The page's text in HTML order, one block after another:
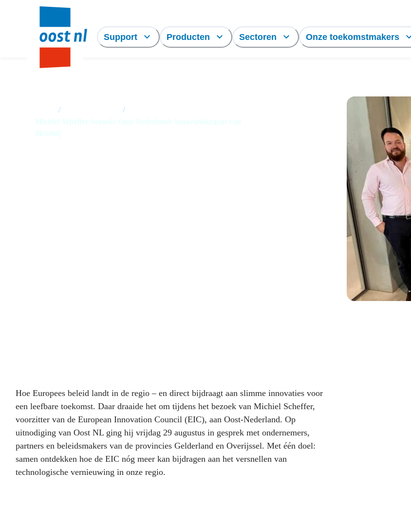
Support Producten Sectoren Onze toekomstmakers
/
/
Michiel Scheffer bezoekt Oost-Nederland: innovatiekracht van
dichtbij
Hoe Europees beleid landt in de regio – en direct bijdraagt aan slimme innovaties voor
een leefbare toekomst. Daar draaide het om tijdens het bezoek van Michiel Scheffer,
voorzitter van de European Innovation Council (EIC), aan Oost-Nederland. Op
uitnodiging van Oost NL ging hij vrijdag 29 augustus in gesprek met ondernemers,
partners en beleidsmakers van de provincies Gelderland en Overijssel. Met één doel:
samen ontdekken hoe de EIC nóg meer kan bijdragen aan het versnellen van
technologische vernieuwing in onze regio.